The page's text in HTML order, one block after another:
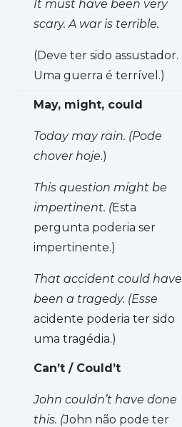
It must have been very
scary. A war is terrible.
(Deve ter sido assustador.
Uma guerra é terrível.)
May, might, could
Today may rain. (Pode
chover hoje.)
This question might be
impertinent. (Esta
pergunta poderia ser
impertinente.)
That accident could have
been a tragedy. (Esse
acidente poderia ter sido
uma tragédia.)
Can’t / Could’t
John couldn’t have done
this. (John não pode ter